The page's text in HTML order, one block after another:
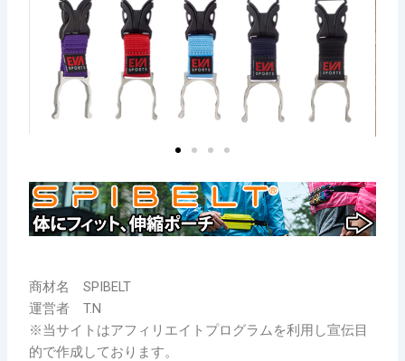
商材名 SPIBELT
運営者 T.N
※当サイトはアフィリエイトプログラムを利用し宣伝目
的で作成しております。